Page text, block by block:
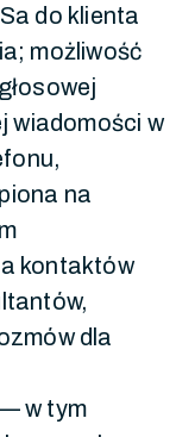
do klienta
możliwość
wiadomości w
na
kontaktów
dla
w tym